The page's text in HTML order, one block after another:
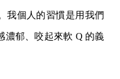
我個 人的習慣是用我們
濃郁、咬起來軟 Q 的義